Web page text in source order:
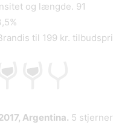
og længde. 91
til 199 kr.
Argentina. 5